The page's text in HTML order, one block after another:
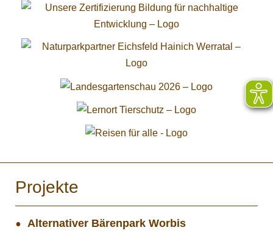
Projekte
Alternativer Bärenpark Worbis